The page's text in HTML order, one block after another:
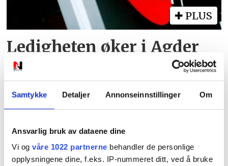
Samtykke Detaljer Annonseinnstillinger Om
Ansvarlig bruk av dataene dine
Vi og våre 1022 partnerne behandler de personlige
opplysningene dine, f.eks. IP-nummeret ditt, ved å bruke
PLUS
Ledigheten øker i Agder
PLUS